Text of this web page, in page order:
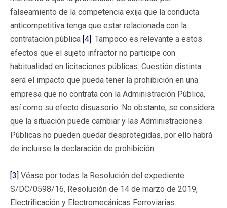
falseamiento de la competencia exija que la conducta
anticompetitiva tenga que estar relacionada con la
contratación pública [4]. Tampoco es relevante a estos
efectos que el sujeto infractor no participe con
habitualidad en licitaciones públicas. Cuestión distinta
será el impacto que pueda tener la prohibición en una
empresa que no contrata con la Administración Pública,
así como su efecto disuasorio. No obstante, se considera
que la situación puede cambiar y las Administraciones
Públicas no pueden quedar desprotegidas, por ello habrá
de incluirse la declaración de prohibición.
[3] Véase por todas la Resolución del expediente
S/DC/0598/16, Resolución de 14 de marzo de 2019,
Electrificación y Electromecánicas Ferroviarias.